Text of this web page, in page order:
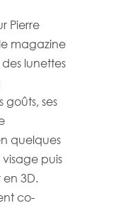
Pierre
magazine
lunettes
goûts, ses
quelques
puis
3D.
co-